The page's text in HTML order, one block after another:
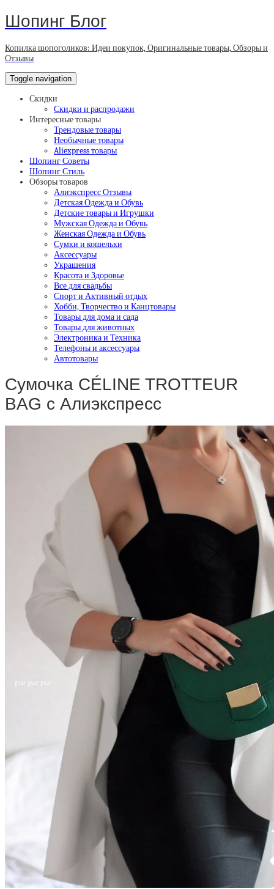
Шопинг Блог
Копилка шопоголиков: Идеи покупок, Оригинальные товары, Обзоры и
Отзывы
Toggle navigation
Скидки
Скидки и распродажи
Интересные товары
Трендовые товары
Необычные товары
Aliexpress товары
Шопинг Советы
Шопинг Стиль
Обзоры товаров
Алиэкспресс Отзывы
Детская Одежда и Обувь
Детские товары и Игрушки
Мужская Одежда и Обувь
Женская Одежда и Обувь
Сумки и кошельки
Аксессуары
Украшения
Красота и Здоровье
Все для свадьбы
Спорт и Активный отдых
Хобби, Творчество и Канцтовары
Товары для дома и сада
Товары для животных
Электроника и Техника
Телефоны и аксессуары
Автотовары
Сумочка CÉLINE TROTTEUR
BAG с Алиэкспресс